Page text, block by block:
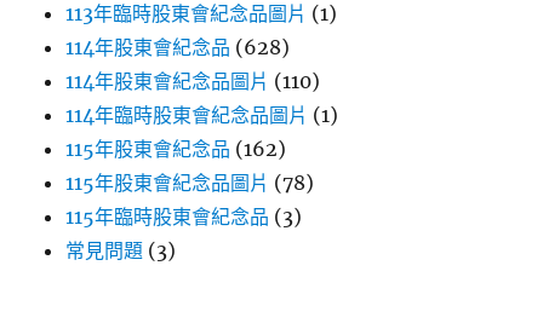
113年臨時股東會紀念品圖片 (1)
114年股東會紀念品 (628)
114年股東會紀念品圖片 (110)
114年臨時股東會紀念品圖片 (1)
115年股東會紀念品 (162)
115年股東會紀念品圖片 (78)
115年臨時股東會紀念品 (3)
常見問題 (3)